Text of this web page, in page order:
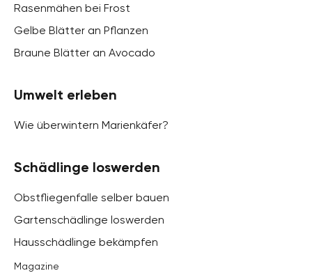
Rasenmähen bei Frost
Gelbe Blätter an Pflanzen
Braune Blätter an Avocado
Umwelt erleben
Wie überwintern Marienkäfer?
Schädlinge loswerden
Obstfliegenfalle selber bauen
Gartenschädlinge loswerden
Hausschädlinge bekämpfen
Magazine